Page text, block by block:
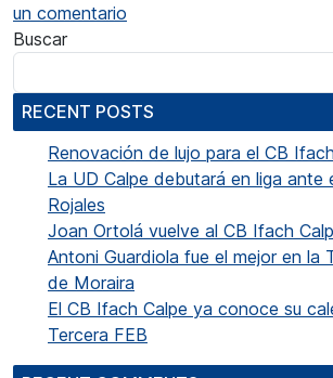
un comentario
Buscar
RECENT POSTS
Renovación de lujo para el CB
La UD Calpe debutará en liga ante
Rojales
Joan Ortolá vuelve al CB Ifach
Antoni Guardiola fue el mejor en la
de Moraira
El CB Ifach Calpe ya conoce su
Tercera FEB